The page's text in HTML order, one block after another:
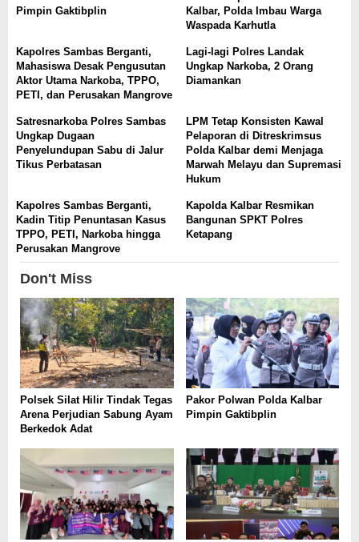
Pimpin Gaktibplin
Kalbar, Polda Imbau Warga
Waspada Karhutla
Kapolres Sambas Berganti,
Mahasiswa Desak Pengusutan
Aktor Utama Narkoba, TPPO,
PETI, dan Perusakan Mangrove
Lagi-lagi Polres Landak
Ungkap Narkoba, 2 Orang
Diamankan
Satresnarkoba Polres Sambas
Ungkap Dugaan
Penyelundupan Sabu di Jalur
Tikus Perbatasan
LPM Tetap Konsisten Kawal
Pelaporan di Ditreskrimsus
Polda Kalbar demi Menjaga
Marwah Melayu dan Supremasi
Hukum
Kapolres Sambas Berganti,
Kadin Titip Penuntasan Kasus
TPPO, PETI, Narkoba hingga
Perusakan Mangrove
Kapolda Kalbar Resmikan
Bangunan SPKT Polres
Ketapang
Don't Miss
Polsek Silat Hilir Tindak Tegas
Arena Perjudian Sabung Ayam
Berkedok Adat
Pakor Polwan Polda Kalbar
Pimpin Gaktibplin